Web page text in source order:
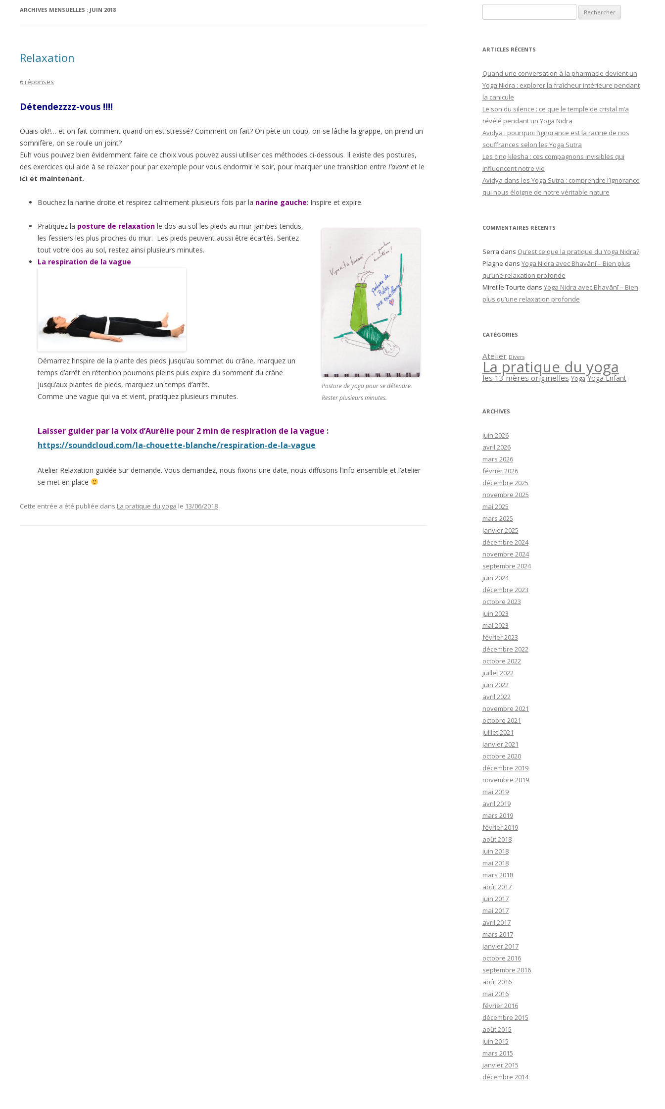
ARCHIVES MENSUELLES : JUIN 2018
Relaxation
6 réponses
Détendezzzz-vous !!!!
Ouais ok!!… et on fait comment quand on est stressé? Comment on fait? On pète un coup, on se lâche la grappe, on prend un
somnifère, on se roule un joint?
Euh vous pouvez bien évidemment faire ce choix vous pouvez aussi utiliser ces méthodes ci-dessous. Il existe des postures,
des exercices qui aide à se relaxer pour par exemple pour vous endormir le soir, pour marquer une transition entre l’avant et le
ici et maintenant.
Bouchez la narine droite et respirez calmement plusieurs fois par la narine gauche: Inspire et expire.
Posture de yoga pour se détendre.
Rester plusieurs minutes.
Pratiquez la posture de relaxation le dos au sol les pieds au mur jambes tendus,
les fessiers les plus proches du mur. Les pieds peuvent aussi être écartés. Sentez
tout votre dos au sol, restez ainsi plusieurs minutes.
La respiration de la vague
Démarrez l’inspire de la plante des pieds jusqu’au sommet du crâne, marquez un
temps d’arrêt en rétention poumons pleins puis expire du somment du crâne
jusqu’aux plantes de pieds, marquez un temps d’arrêt.
Comme une vague qui va et vient, pratiquez plusieurs minutes.
Laisser guider par la voix d’Aurélie pour 2 min de respiration de la vague :
https://soundcloud.com/la-chouette-blanche/respiration-de-la-vague
Atelier Relaxation guidée sur demande. Vous demandez, nous fixons une date, nous diffusons l’info ensemble et l’atelier
se met en place
Cette entrée a été publiée dans La pratique du yoga le 13/06/2018 .
ARTICLES RÉCENTS
Quand une conversation à la pharmacie devient un
Yoga Nidra : explorer la fraîcheur intérieure pendant
la canicule
Le son du silence : ce que le temple de cristal m’a
révélé pendant un Yoga Nidra
Avidya : pourquoi l’ignorance est la racine de nos
souffrances selon les Yoga Sutra
Les cinq klesha : ces compagnons invisibles qui
influencent notre vie
Avidya dans les Yoga Sutra : comprendre l’ignorance
qui nous éloigne de notre véritable nature
COMMENTAIRES RÉCENTS
Serra dans Qu’est ce que la pratique du Yoga Nidra?
Plagne dans Yoga Nidra avec Bhavānī – Bien plus
qu’une relaxation profonde
Mireille Tourte dans Yoga Nidra avec Bhavānī – Bien
plus qu’une relaxation profonde
CATÉGORIES
Atelier Divers
La pratique du yoga
les 13 mères originelles Yoga Yoga Enfant
ARCHIVES
juin 2026
avril 2026
mars 2026
février 2026
décembre 2025
novembre 2025
mai 2025
mars 2025
janvier 2025
décembre 2024
novembre 2024
septembre 2024
juin 2024
décembre 2023
octobre 2023
juin 2023
mai 2023
février 2023
décembre 2022
octobre 2022
juillet 2022
juin 2022
avril 2022
novembre 2021
octobre 2021
juillet 2021
janvier 2021
octobre 2020
décembre 2019
novembre 2019
mai 2019
avril 2019
mars 2019
février 2019
août 2018
juin 2018
mai 2018
mars 2018
août 2017
juin 2017
mai 2017
avril 2017
mars 2017
janvier 2017
octobre 2016
septembre 2016
août 2016
mai 2016
février 2016
décembre 2015
août 2015
juin 2015
mars 2015
janvier 2015
décembre 2014